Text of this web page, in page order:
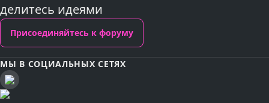
делитесь идеями
Присоединяйтесь к форуму
МЫ В СОЦИАЛЬНЫХ СЕТЯХ